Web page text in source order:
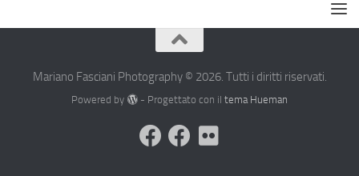
Mariano Fasciani Photography © 2026. Tutti i diritti riservati.
Powered by - Progettato con il tema Hueman